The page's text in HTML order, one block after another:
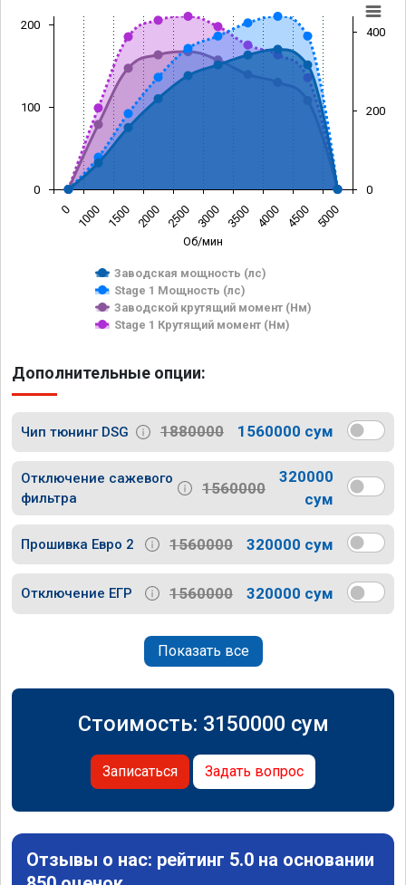
Об/мин
Заводская мощность (лс)
Stage 1 Мощность (лс)
Заводской крутящий момент (Нм)
Stage 1 Крутящий момент (Нм)
0 1000 1500 2000 2500 3000 3500 4000 4500 5000
0
100
200
0
200
400
Дополнительные опции:
Чип тюнинг DSG 1880000 1560000 сум
Отключение сажевого
фильтра
1560000
320000
сум
Прошивка Евро 2 1560000 320000 сум
Отключение ЕГР 1560000 320000 сум
Показать все
Стоимость: 3150000 сум
Записаться Задать вопрос
Отзывы о нас: рейтинг 5.0 на основании